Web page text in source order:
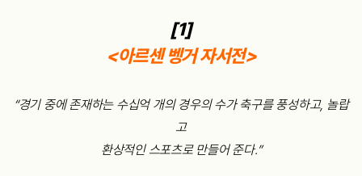
[1]
<아르센 벵거 자서전>
“경기 중에 존재하는 수십억 개의 경우의 수가 축구를 풍성하고, 놀랍
고
환상적인 스포츠로 만들어 준다.”